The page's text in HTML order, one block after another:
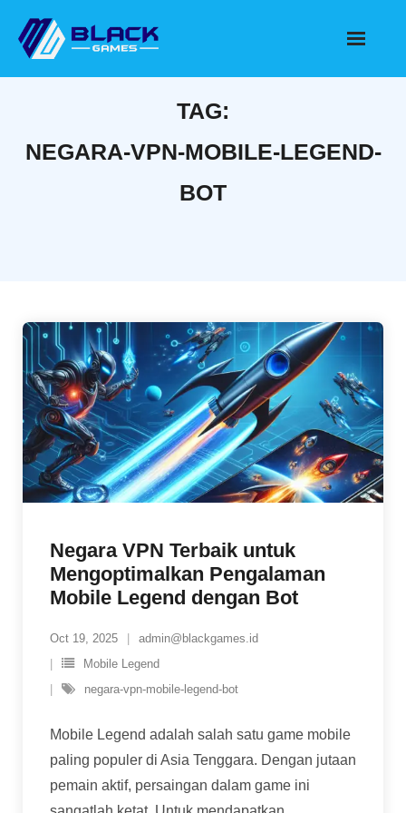
content
TAG:
NEGARA-VPN-MOBILE-LEGEND-
BOT
Negara VPN Terbaik untuk
Mengoptimalkan Pengalaman
Mobile Legend dengan Bot
Oct 19, 2025
admin@blackgames.id
Mobile Legend
negara-vpn-mobile-legend-bot
Mobile Legend adalah salah satu game mobile
paling populer di Asia Tenggara. Dengan jutaan
pemain aktif, persaingan dalam game ini